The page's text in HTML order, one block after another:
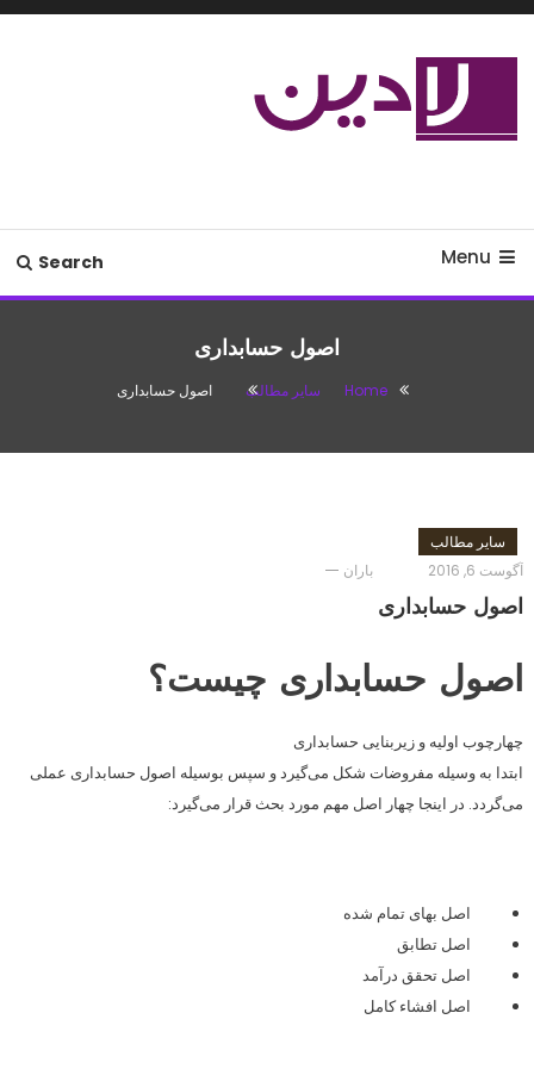
Skip
Menu
Search
اصول حسابداری
Home سایر مطالب اصول حسابداری
سایر مطالب
آگوست 6, 2016
باران
اصول حسابداری
اصول حسابداری چیست؟
چهارچوب اولیه و زیربنایی حسابداری
ابتدا به وسیله مفروضات شکل می‌گیرد و سپس بوسیله اصول حسابداری عملی
می‌گردد. در اینجا چهار اصل مهم مورد بحث قرار می‌گیرد:
اصل بهای تمام شده
اصل تطابق
اصل تحقق درآمد
اصل افشاء کامل